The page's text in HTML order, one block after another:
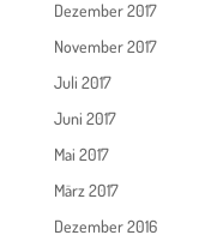
Dezember 2017
November 2017
Juli 2017
Juni 2017
Mai 2017
März 2017
Dezember 2016